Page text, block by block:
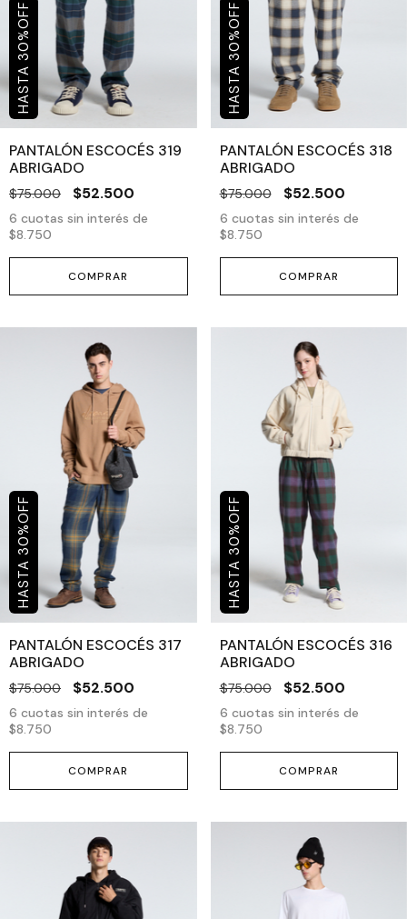
30
%
OFF
PANTALÓN ESCOCÉS 319
ABRIGADO
$75.000 $52.500
6 cuotas sin interés de
$8.750
COMPRAR
30
%
OFF
PANTALÓN ESCOCÉS 318
ABRIGADO
$75.000 $52.500
6 cuotas sin interés de
$8.750
COMPRAR
30
%
OFF
PANTALÓN ESCOCÉS 317
ABRIGADO
$75.000 $52.500
6 cuotas sin interés de
$8.750
COMPRAR
30
%
OFF
PANTALÓN ESCOCÉS 316
ABRIGADO
$75.000 $52.500
6 cuotas sin interés de
$8.750
COMPRAR